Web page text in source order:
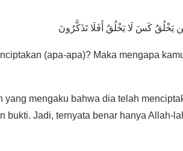
(apa-apa)? Maka mengapa
mengaku bahwa dia telah
bukti. Jadi, ternyata benar hanya Allah-